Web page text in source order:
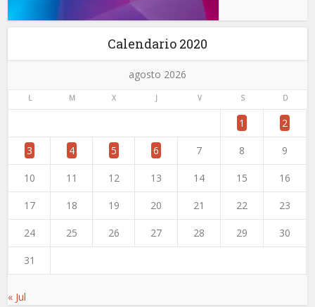
Calendario 2020
agosto 2026
L M X J V S D
1 2
3 4 5 6 7 8 9
10 11 12 13 14 15 16
17 18 19 20 21 22 23
24 25 26 27 28 29 30
31
« Jul